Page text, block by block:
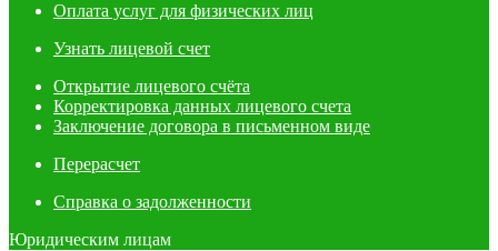
Оплата услуг для физических лиц
Узнать лицевой счет
Открытие лицевого счёта
Корректировка данных лицевого счета
Заключение договора в письменном виде
Перерасчет
Справка о задолженности
Юридическим лицам